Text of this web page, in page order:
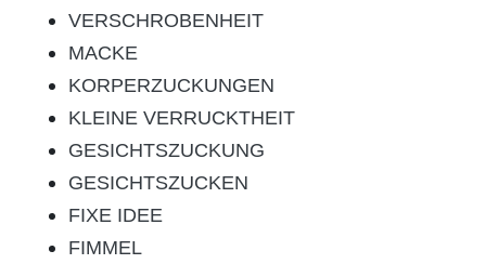
VERSCHROBENHEIT
MACKE
KORPERZUCKUNGEN
KLEINE VERRUCKTHEIT
GESICHTSZUCKUNG
GESICHTSZUCKEN
FIXE IDEE
FIMMEL